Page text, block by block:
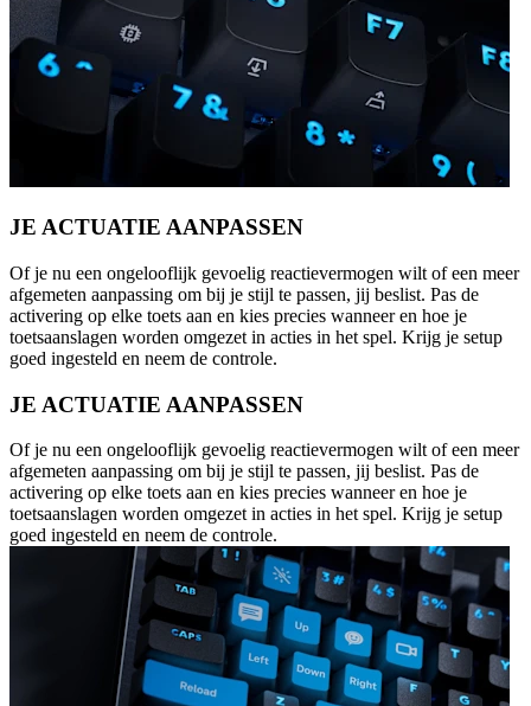
JE ACTUATIE AANPASSEN
Of je nu een ongelooflijk gevoelig reactievermogen wilt of een meer
afgemeten aanpassing om bij je stijl te passen, jij beslist. Pas de
activering op elke toets aan en kies precies wanneer en hoe je
toetsaanslagen worden omgezet in acties in het spel. Krijg je setup
goed ingesteld en neem de controle.
JE ACTUATIE AANPASSEN
Of je nu een ongelooflijk gevoelig reactievermogen wilt of een meer
afgemeten aanpassing om bij je stijl te passen, jij beslist. Pas de
activering op elke toets aan en kies precies wanneer en hoe je
toetsaanslagen worden omgezet in acties in het spel. Krijg je setup
goed ingesteld en neem de controle.